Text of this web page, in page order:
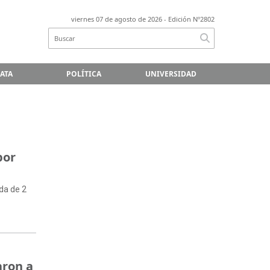
viernes 07 de agosto de 2026 - Edición Nº2802
POLÍTICA UNIVERSIDAD
de 2
a